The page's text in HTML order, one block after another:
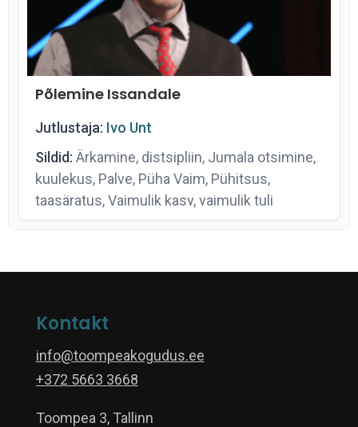
Põlemine Issandale
Jutlustaja: Ivo Unt
Sildid: Ärkamine, distsipliin, Jumala otsimine,
kuulekus, Palve, Püha Vaim, Pühitsus,
taasäratus, Vaimulik kasv, vaimulik tuli
Kontakt
info@toompeakogudus.ee
+372 5663 3668
Toompea 3, Tallinn